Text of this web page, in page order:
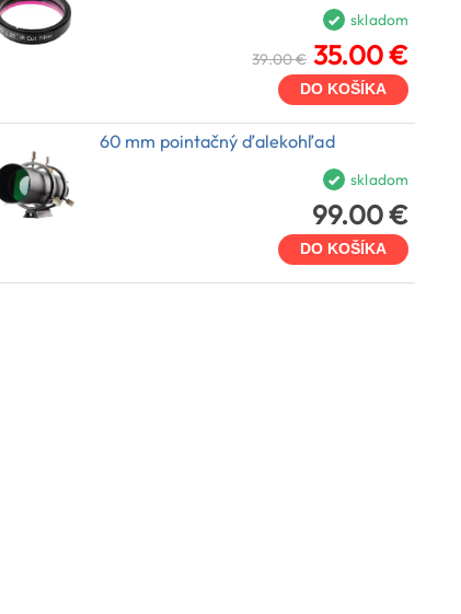
skladom
39.00 € 35.00 €
DO KOŠÍKA
60 mm pointačný ďalekohľad
skladom
99.00 €
DO KOŠÍKA